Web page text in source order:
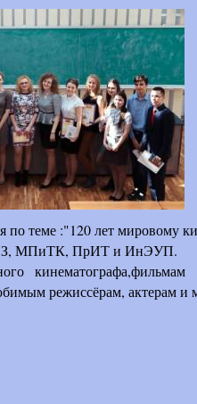
по теме :"120 лет мировому
МПиТК, ПрИТ и ИнЭУП.
режиссёрам, актерам и